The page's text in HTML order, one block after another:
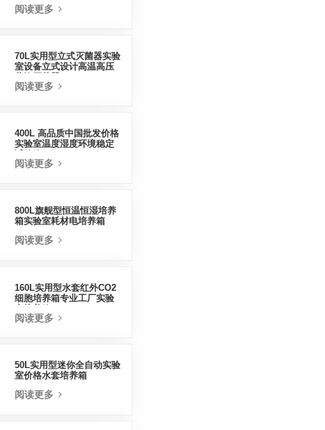
阅读更多
70L实用型立式灭菌器实验
室设备立式设计高温高压
阅读更多
400L 高品质中国批发价格
实验室温度湿度环境稳定
阅读更多
800L旗舰型恒温恒湿培养
箱实验室耗材电培养箱
阅读更多
160L实用型水套红外CO2
细胞培养箱专业工厂实验
阅读更多
50L实用型迷你全自动实验
室价格水套培养箱
阅读更多